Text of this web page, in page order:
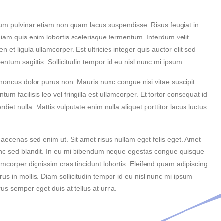
pulvinar etiam non quam lacus suspendisse. Risus feugiat in
quis enim lobortis scelerisque fermentum. Interdum velit
et ligula ullamcorper. Est ultricies integer quis auctor elit sed
sagittis. Sollicitudin tempor id eu nisl nunc mi ipsum.
dolor purus non. Mauris nunc congue nisi vitae suscipit
facilisis leo vel fringilla est ullamcorper. Et tortor consequat id
nulla. Mattis vulputate enim nulla aliquet porttitor lacus luctus
sed enim ut. Sit amet risus nullam eget felis eget. Amet
sed blandit. In eu mi bibendum neque egestas congue quisque
dignissim cras tincidunt lobortis. Eleifend quam adipiscing
in mollis. Diam sollicitudin tempor id eu nisl nunc mi ipsum
semper eget duis at tellus at urna.